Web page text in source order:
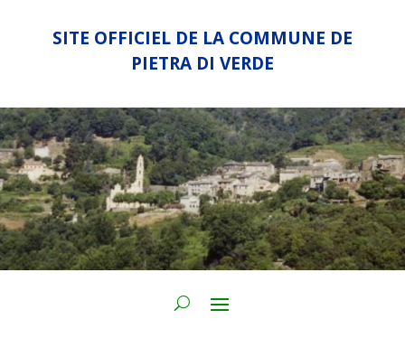
SITE OFFICIEL DE LA COMMUNE DE
PIETRA DI VERDE